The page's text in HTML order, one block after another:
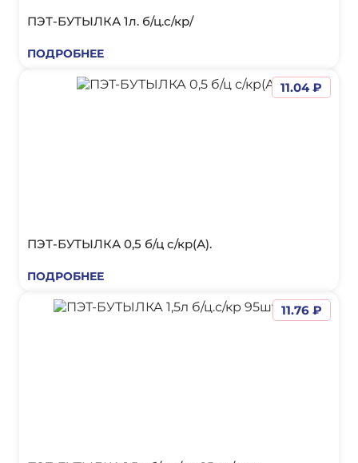
ПЭТ-БУТЫЛКА 1л. б/ц.с/кр/
ПОДРОБНЕЕ
ПЭТ-БУТЫЛКА 0,5 б/ц с/кр(А).
ПОДРОБНЕЕ
11.04 ₽
11.76 ₽